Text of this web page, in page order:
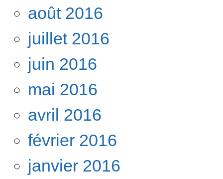
août 2016
juillet 2016
juin 2016
mai 2016
avril 2016
février 2016
janvier 2016